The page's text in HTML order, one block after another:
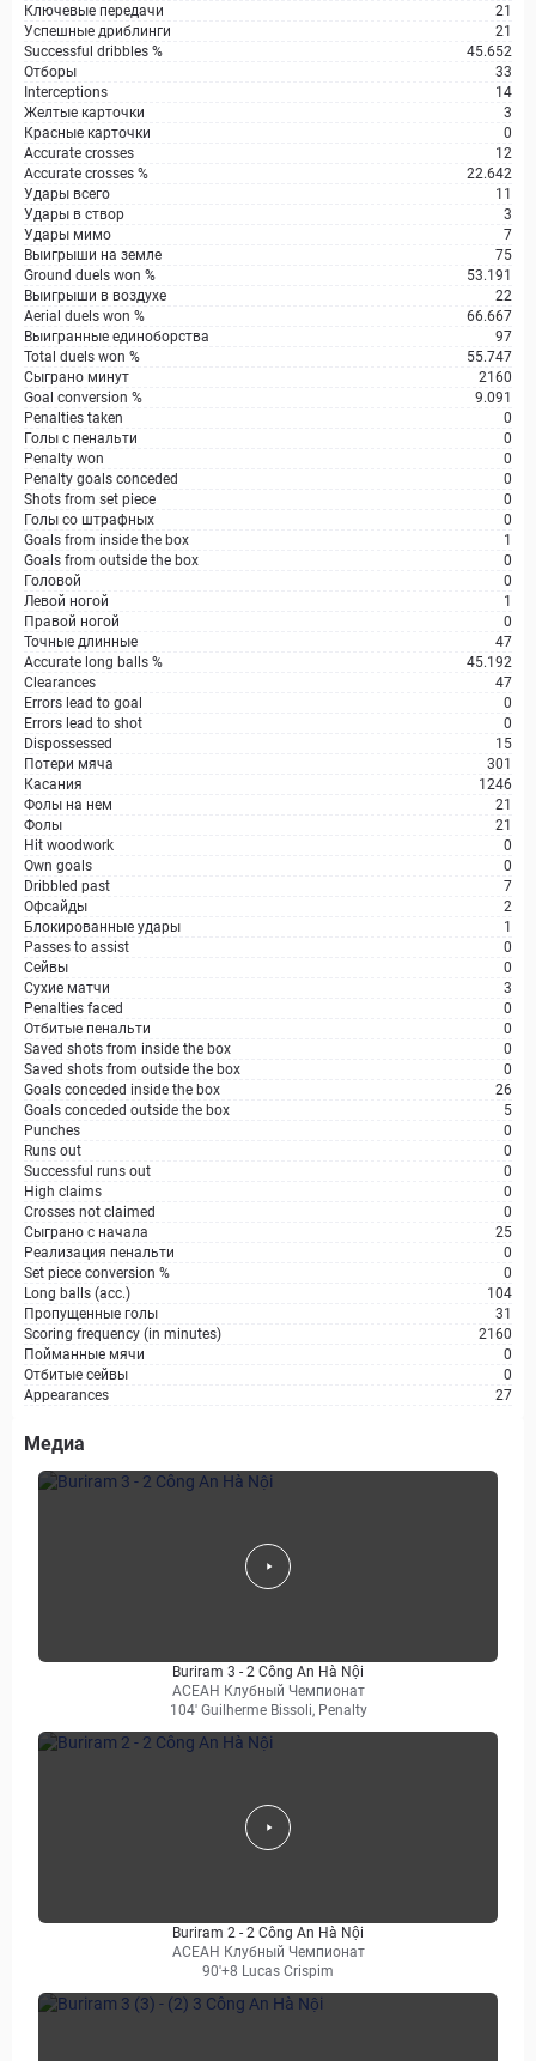
Ключевые передачи
21
Успешные дриблинги
21
Successful dribbles %
45.652
Отборы
33
Interceptions
14
Желтые карточки
3
Красные карточки
0
Accurate crosses
12
Accurate crosses %
22.642
Удары всего
11
Удары в створ
3
Удары мимо
7
Выигрыши на земле
75
Ground duels won %
53.191
Выигрыши в воздухе
22
Aerial duels won %
66.667
Выигранные единоборства
97
Total duels won %
55.747
Сыграно минут
2160
Goal conversion %
9.091
Penalties taken
0
Голы с пенальти
0
Penalty won
0
Penalty goals conceded
0
Shots from set piece
0
Голы со штрафных
0
Goals from inside the box
1
Goals from outside the box
0
Головой
0
Левой ногой
1
Правой ногой
0
Точные длинные
47
Accurate long balls %
45.192
Clearances
47
Errors lead to goal
0
Errors lead to shot
0
Dispossessed
15
Потери мяча
301
Касания
1246
Фолы на нем
21
Фолы
21
Hit woodwork
0
Own goals
0
Dribbled past
7
Офсайды
2
Блокированные удары
1
Passes to assist
0
Сейвы
0
Сухие матчи
3
Penalties faced
0
Отбитые пенальти
0
Saved shots from inside the box
0
Saved shots from outside the box
0
Goals conceded inside the box
26
Goals conceded outside the box
5
Punches
0
Runs out
0
Successful runs out
0
High claims
0
Crosses not claimed
0
Сыграно с начала
25
Реализация пенальти
0
Set piece conversion %
0
Long balls (acc.)
104
Пропущенные голы
31
Scoring frequency (in minutes)
2160
Пойманные мячи
0
Отбитые сейвы
0
Appearances
27
Медиа
Buriram 3 - 2 Công An Hà Nội
АСЕАН Клубный Чемпионат
104' Guilherme Bissoli, Penalty
Buriram 2 - 2 Công An Hà Nội
АСЕАН Клубный Чемпионат
90'+8 Lucas Crispim